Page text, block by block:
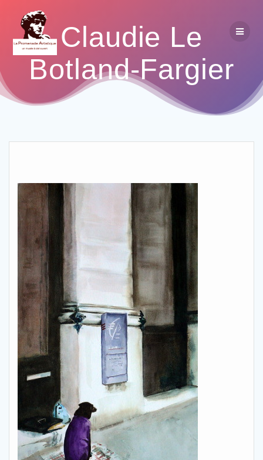
Claudie Le
Botland-Fargier